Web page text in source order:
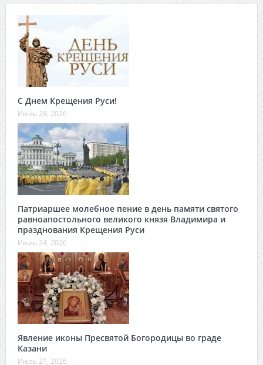
С Днем Крещения Руси!
Июль 28, 2026
Патриаршее молебное пение в день памяти святого
равноапостольного великого князя Владимира и
празднования Крещения Руси
Июль 24, 2026
Явление иконы Пресвятой Богородицы во граде
Казани
Июль 21, 2026